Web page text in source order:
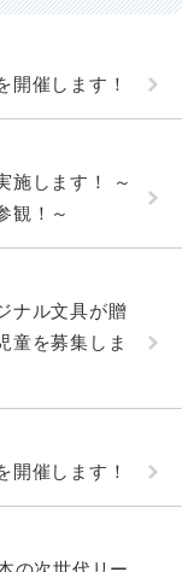
開催します！
施します！ ～
観！～
ナル文具が贈
童を募集しま
開催します！